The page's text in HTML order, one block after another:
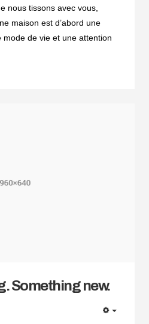
nous tissons avec vous,
maison est d’abord une
mode de vie et une attention
Something new.